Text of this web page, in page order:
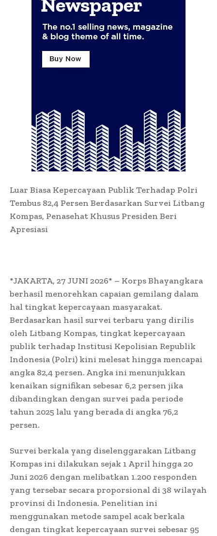
Luar Biasa Kepercayaan Publik Terhadap Polri
Tembus 82,4 Persen Berdasarkan Survei Litbang
Kompas, Penasehat Khusus Presiden Beri
Apresiasi
*JAKARTA, 27 JUNI 2026* – Korps Bhayangkara
berhasil menorehkan capaian gemilang dalam
hal tingkat kepercayaan masyarakat.
Berdasarkan hasil survei terbaru yang dirilis
oleh Litbang Kompas, tingkat kepercayaan
publik terhadap Institusi Kepolisian Republik
Indonesia (Polri) kini melesat hingga mencapai
angka 82,4 persen. Angka ini menunjukkan
kenaikan signifikan sebesar 6,2 persen jika
dibandingkan dengan survei pada periode
tahun 2025 lalu yang berada di angka 76,2
persen.
Survei berkala yang diselenggarakan Litbang
Kompas ini dilakukan sejak 1 April hingga 20
Juni 2026 dengan melibatkan 1.200 responden
yang tersebar secara proporsional di 38 wilayah
provinsi di Indonesia. Penelitian ini
menggunakan metode sampel acak berkala
dengan tingkat kepercayaan survei sebesar 95